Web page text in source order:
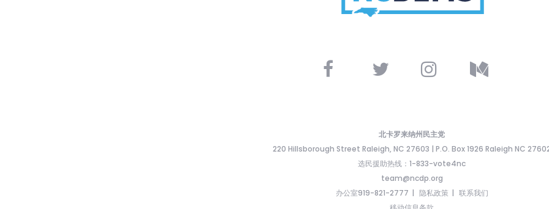
北卡罗来纳州民主党
220 Hillsborough Street Raleigh, NC 27603 | P.O. Box 1926 Raleigh NC
选民援助热线：1-833-vote4nc
team@ncdp.org
办公室919-821-2777
隐私政策
联系我们